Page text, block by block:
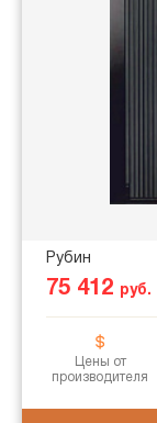
Рубин
75 412 руб.
Цены от
производителя